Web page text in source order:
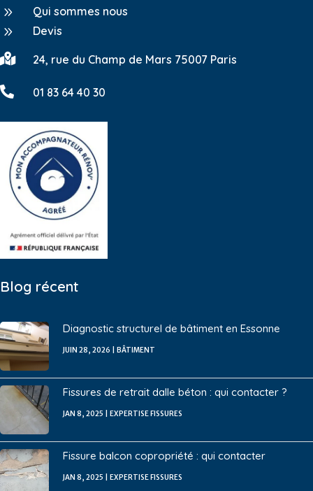
9 Qui sommes nous
9 Devis
 24, rue du Champ de Mars 75007 Paris
 01 83 64 40 30
Blog récent
Diagnostic structurel de bâtiment en Essonne
JUIN 28, 2026 BÂTIMENT
Fissures de retrait dalle béton : qui contacter ?
JAN 8, 2025 EXPERTISE FISSURES
Fissure balcon copropriété : qui contacter
JAN 8, 2025 EXPERTISE FISSURES